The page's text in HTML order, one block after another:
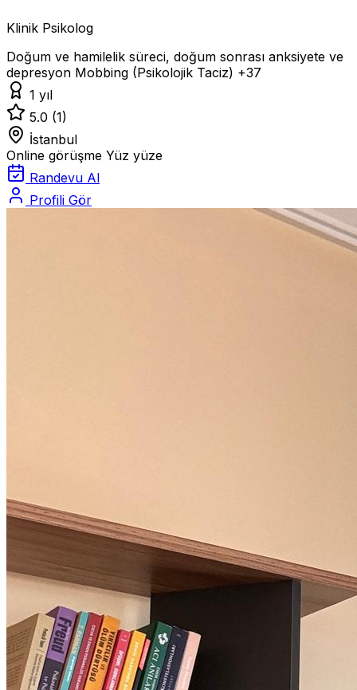
Klinik Psikolog
Doğum ve hamilelik süreci, doğum sonrası anksiyete ve
depresyon Mobbing (Psikolojik Taciz) +37
1 yıl
5.0 (1)
İstanbul
Online görüşme Yüz yüze
Randevu Al
Profili Gör